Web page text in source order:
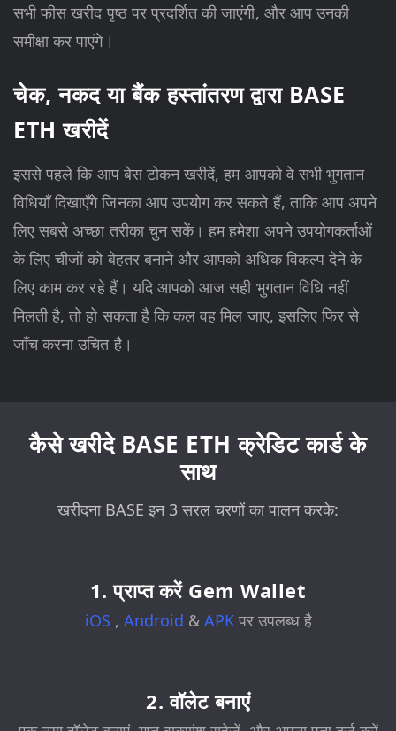
सभी फीस खरीद पृष्ठ पर प्रदर्शित की जाएंगी, और आप उनकी
समीक्षा कर पाएंगे।
चेक, नकद या बैंक हस्तांतरण द्वारा BASE
ETH खरीदें
इससे पहले कि आप बेस टोकन खरीदें, हम आपको वे सभी भुगतान
विधियाँ दिखाएँगे जिनका आप उपयोग कर सकते हैं, ताकि आप अपने
लिए सबसे अच्छा तरीका चुन सकें। हम हमेशा अपने उपयोगकर्ताओं
के लिए चीजों को बेहतर बनाने और आपको अधिक विकल्प देने के
लिए काम कर रहे हैं। यदि आपको आज सही भुगतान विधि नहीं
मिलती है, तो हो सकता है कि कल वह मिल जाए, इसलिए फिर से
जाँच करना उचित है।
कैसे खरीदे BASE ETH क्रेडिट कार्ड के
साथ
खरीदना BASE इन 3 सरल चरणों का पालन करके:
1. प्राप्त करें Gem Wallet
iOS , Android & APK पर उपलब्ध है
2. वॉलेट बनाएं